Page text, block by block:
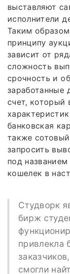
выставляют
исполнители
Таким
принципу
зависит от
сложность
срочность и
заработанные
счет, который
банковская
также
запросить
под
кошелек в
Студворк
бирж
привлекла
смогли